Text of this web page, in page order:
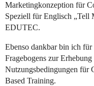
Marketingkonzeption für
Speziell für Englisch „Tell
EDUTEC.
Ebenso dankbar bin ich
Fragebogens zur
Nutzungsbedingungen für
Based Training.